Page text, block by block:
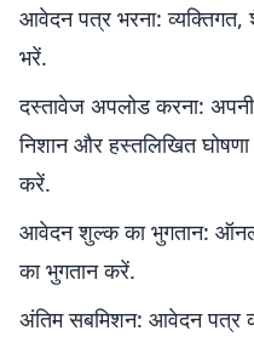
आवेदन पत्र भरना:
भरें.
दस्तावेज अपलोड करना:
निशान और हस्तलिखित
करें.
आवेदन शुल्क का भुगतान:
का भुगतान करें.
अंतिम सबमिशन: आवेदन पत्र